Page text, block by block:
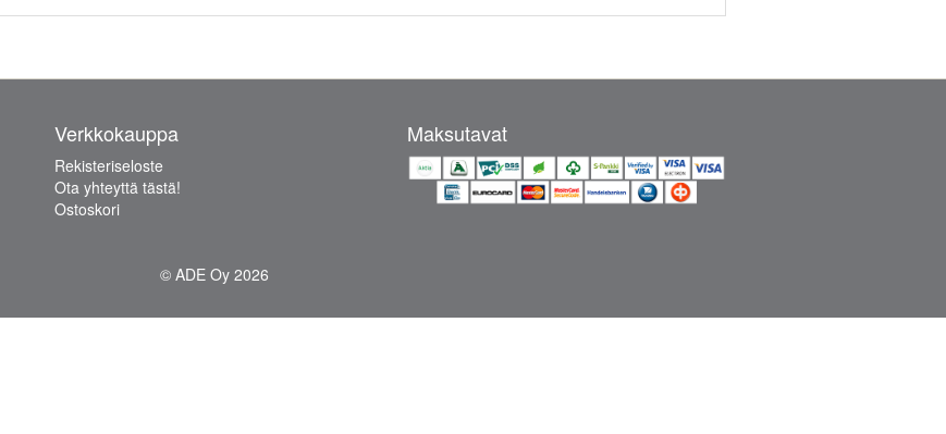
Verkkokauppa
Rekisteriseloste
Ota yhteyttä tästä!
Ostoskori
Maksutavat
© ADE Oy 2026